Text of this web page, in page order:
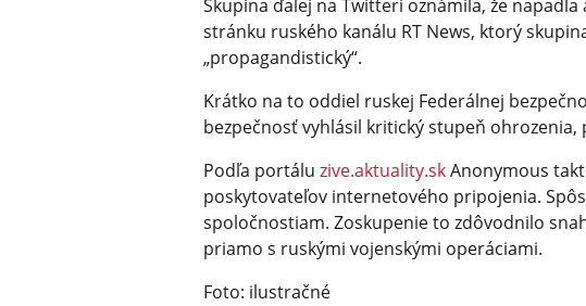
Skupina ďalej na Twitteri oznámila, že
stránku ruského kanálu RT News, ktorý
„propagandistický“.
Krátko na to oddiel ruskej Federálnej
bezpečnosť vyhlásil kritický stupeň ohrozenia,
Podľa portálu zive.aktuality.skAnonymous
poskytovateľov internetového pripojenia.
spoločnostiam. Zoskupenie to zdôvodnilo
priamo s ruskými vojenskými operáciami.
Foto: ilustračné